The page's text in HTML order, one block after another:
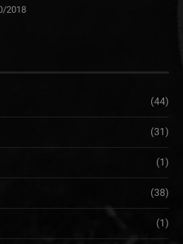
2018
(44)
(31)
(1)
(38)
(1)